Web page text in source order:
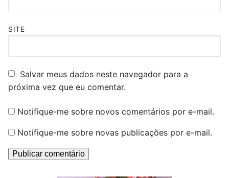
SITE
Salvar meus dados neste navegador para a
próxima vez que eu comentar.
Notifique-me sobre novos comentários por e-mail.
Notifique-me sobre novas publicações por e-mail.